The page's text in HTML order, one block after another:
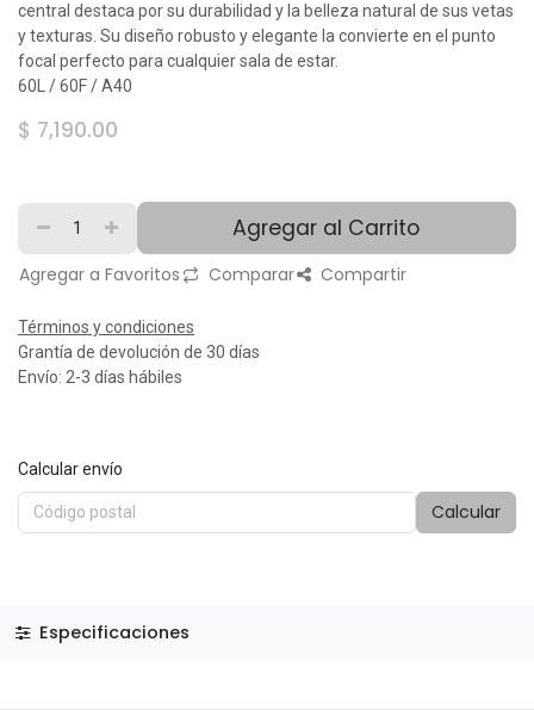
central destaca por su durabilidad y la belleza natural de sus vetas
y texturas. Su diseño robusto y elegante la convierte en el punto
focal perfecto para cualquier sala de estar.
60L / 60F / A40
$ 7,190.00
Agregar al Carrito
Agregar a Favoritos Comparar Compartir
Términos y condiciones
Grantía de devolución de 30 días
Envío: 2-3 días hábiles
Calcular envío
Calcular
Especificaciones